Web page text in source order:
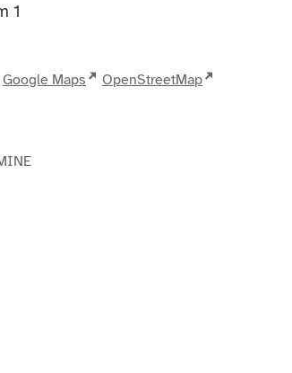
1
Google Maps OpenStreetMap